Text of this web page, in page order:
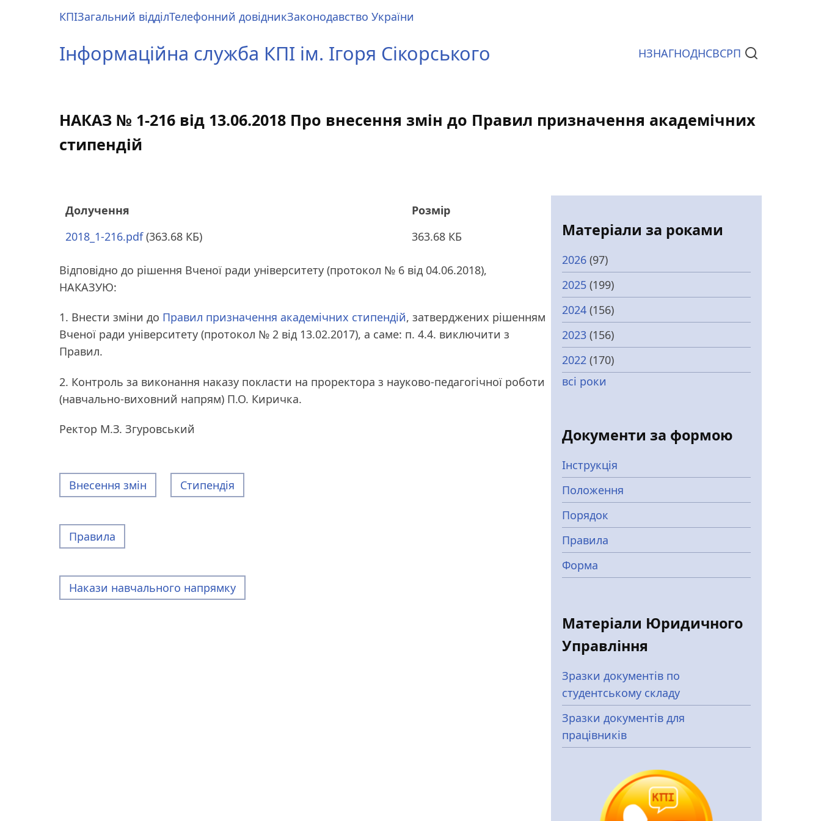
menu
КПІЗагальний відділТелефонний довідникЗаконодавство України
Інформаційна служба КПІ ім. Ігоря Сікорського Документи
НЗНАГНОДНСВСРП
НАКАЗ № 1-216 від 13.06.2018 Про внесення змін до Правил призначення академічних
стипендій
Долучення
Розмір
2018_1-216.pdf (363.68 КБ) 363.68 КБ
Відповідно до рішення Вченої ради університету (протокол № 6 від 04.06.2018),
НАКАЗУЮ:
1. Внести зміни до Правил призначення академічних стипендій, затверджених рішенням
Вченої ради університету (протокол № 2 від 13.02.2017), а саме: п. 4.4. виключити з
Правил.
2. Контроль за виконання наказу покласти на проректора з науково-педагогічної роботи
(навчально-виховний напрям) П.О. Киричка.
Ректор М.З. Згуровський
Внесення змін Стипендія
Правила
Накази навчального напрямку
Матеріали за роками
2026 (97)
2025 (199)
2024 (156)
2023 (156)
2022 (170)
всі роки
Документи за формою
Інструкція
Положення
Порядок
Правила
Форма
Матеріали Юридичного
Управління
Зразки документів по
студентському складу
Зразки документів для
працівників